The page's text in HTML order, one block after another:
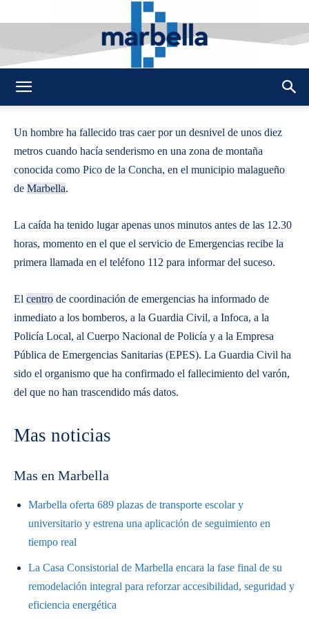
Un hombre ha fallecido tras caer por un desnivel de unos diez
metros cuando hacía senderismo en una zona de montaña
conocida como Pico de la Concha, en el municipio malagueño
de Marbella.
La caída ha tenido lugar apenas unos minutos antes de las 12.30
horas, momento en el que el servicio de Emergencias recibe la
primera llamada en el teléfono 112 para informar del suceso.
El centro de coordinación de emergencias ha informado de
inmediato a los bomberos, a la Guardia Civil, a Infoca, a la
Policía Local, al Cuerpo Nacional de Policía y a la Empresa
Pública de Emergencias Sanitarias (EPES). La Guardia Civil ha
sido el organismo que ha confirmado el fallecimiento del varón,
del que no han trascendido más datos.
Mas noticias
Mas en Marbella
Marbella oferta 689 plazas de transporte escolar y
universitario y estrena una aplicación de seguimiento en
tiempo real
La Casa Consistorial de Marbella encara la fase final de su
remodelación integral para reforzar accesibilidad, seguridad y
eficiencia energética